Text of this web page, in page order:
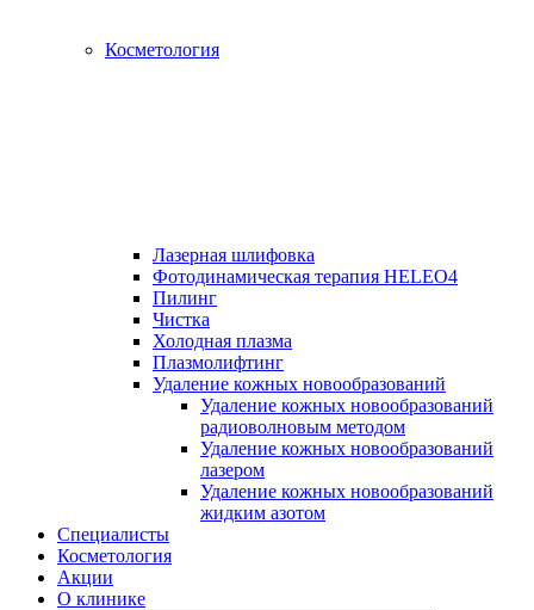
Косметология
Лазерная шлифовка
Фотодинамическая терапия HELEO4
Пилинг
Чистка
Холодная плазма
Плазмолифтинг
Удаление кожных новообразований
Удаление кожных новообразований
радиоволновым методом
Удаление кожных новообразований
лазером
Удаление кожных новообразований
жидким азотом
Специалисты
Косметология
Акции
О клинике